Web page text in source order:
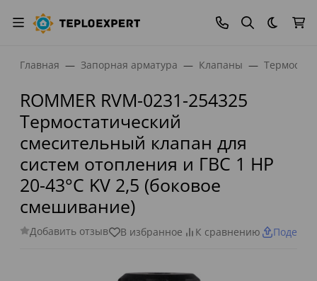
Темная
Главная Запорная арматура Клапаны
ROMMER RVM-0231-254325
Термостатический
смесительный клапан для
систем отопления и ГВС 1 НР
20-43°С KV 2,5 (боковое
смешивание)
Добавить отзыв В избранное К сравнению